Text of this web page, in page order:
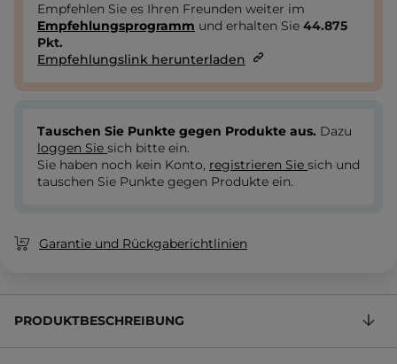
Empfehlen Sie es Ihren Freunden weiter im
Empfehlungsprogramm und erhalten Sie 44.875
Pkt.
Empfehlungslink herunterladen
Tauschen Sie Punkte gegen Produkte aus. Dazu
loggen Sie sich bitte ein.
Sie haben noch kein Konto, registrieren Sie sich und
tauschen Sie Punkte gegen Produkte ein.
Garantie und Rückgaberichtlinien
PRODUKTBESCHREIBUNG